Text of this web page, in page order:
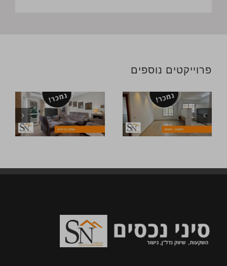
פרוייקטים נוספים